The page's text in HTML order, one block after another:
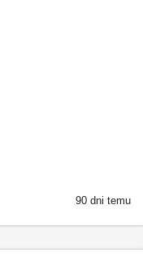
90 dni temu